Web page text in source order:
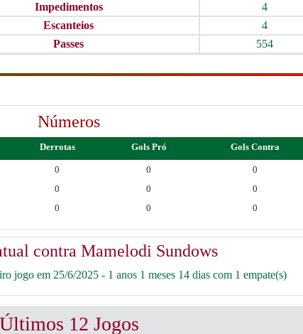
Impedimentos 4
Escanteios 4
Passes 554
Números
Derrotas Gols Pró Gols Contra
0 0 0
0 0 0
0 0 0
contra Mamelodi Sundows
jogo em 25/6/2025 - 1 anos 1 meses 14 dias com 1 empate(s)
Últimos 12 Jogos